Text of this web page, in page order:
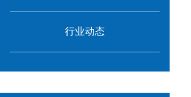
行业动态